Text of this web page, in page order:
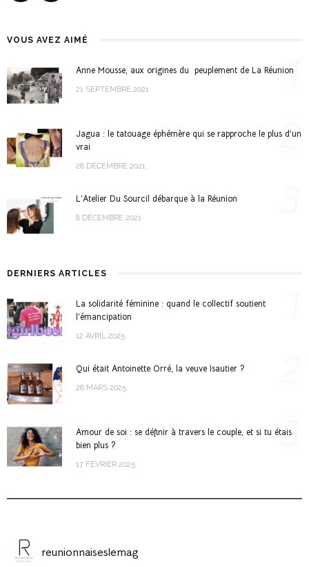
VOUS AVEZ AIMÉ
Anne Mousse, aux origines du peuplement de La Réunion
21 SEPTEMBRE 2021 1
Jagua : le tatouage éphémère qui se rapproche le plus d’un
vrai
28 DÉCEMBRE 2021
2
L’Atelier Du Sourcil débarque à la Réunion
8 DÉCEMBRE 2021
DERNIERS ARTICLES
La solidarité féminine : quand le collectif soutient
l’émancipation
12 AVRIL 2025
Qui était Antoinette Orré, la veuve Isautier ?
28 MARS 2025
Amour de soi : se définir à travers le couple, et si tu étais
bien plus ?
17 FÉVRIER 2025
3
reunionnaiseslemag